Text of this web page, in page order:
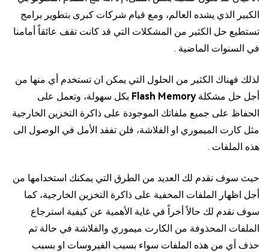
الكبير الذي يشده العالم، ومع قيام شركات كبرى بتطوير برامج
تستطيع حل الكثير من المشكلات التي قد كانت تقف عائقاً أمامنا
في السنوات الماضية .
لذلك فهناك الكثير من الحلول التي يمكن ان تستخدم أي منها من
أجل حل مشكلةFlash Memory بكل سهولة، وتعمل على
الحفاظ على جميع ملفاتك الموجودة على ذاكرة التخزين الخارجية
مثل كارت الميموري او الفلاشة، فلن تفقد الأمل في الوصول الى
هذه الملفات .
حيث سوف نقدم لك العديد من الطرق التي يمكنك استخدامها من
أجل اظهار الملفات المخفية على ذاكرة التخزين الخارجية، كما
سوف نقدم لك حالاً أخراً في غاية الأهمية عن كيفية استرجاع
الملفات المحذوفة من الكارت ميموري والفلاشة في حالة تم
حذف أي من هذه الملفات سواء بسبب الفيروسات او بسبب